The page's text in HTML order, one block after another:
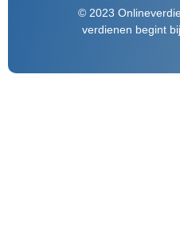
© 2023
verdienen begint